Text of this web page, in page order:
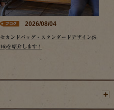
2026/08/04
セカンドバッグ・スタンダードデザイン(S-
16)を紹介します！